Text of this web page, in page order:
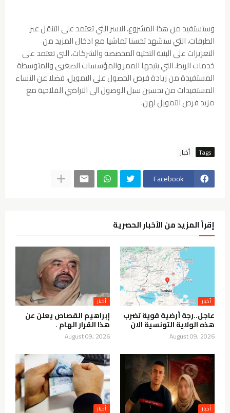
وستستفيد من هذا المشروع، الاسر التي تعتمد على التنقل عبر
الطرقات، التي ستشهد تحسنا تماشيا مع ادخال المزيد من
التعزيزات على البنية التحتية المخصصة والشركات، التي تعتمد على
خدمات الربط، التي يتيحها الممر والمؤسسات الصغرى والمتوسطة
المستفيدة من زيادة فرص الحصول على التمويل، فضلا عن النساء
المستفيدات من تحسين سبل الوصول الى الاراضي الفلاحية مع
مزيد فرص التمويل لهن.
Tags أخبار
Facebook
إقرأ المزيد من الأخبار الحصرية
أخبار
عاجل..رجة أرضية قوية تضرب
هذه الولاية التونسية الان
August 09, 2026
أخبار
إبراهيم القصاص يعلن عن
هذا القرار الهام .
August 09, 2026
أخبار أخبار